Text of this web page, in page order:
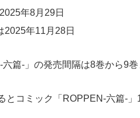
年8月29日
2025年11月28日
篇-」の発売間隔は8巻から9
とコミック「ROPPEN-六篇-